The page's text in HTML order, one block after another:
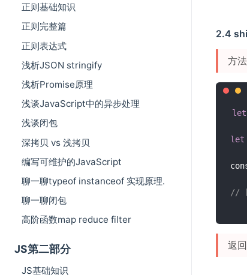
正则基础知识
正则完整篇
正则表达式
浅析JSON stringify
浅析Promise原理
浅谈JavaScript中的异步处理
浅谈闭包
深拷贝 vs 浅拷贝
编写可维护的JavaScript
聊一聊typeof instanceof 实现原理.
聊一聊闭包
高阶函数map reduce filter
JS第二部分
JS基础知识
2.4
方
let
let
//
返